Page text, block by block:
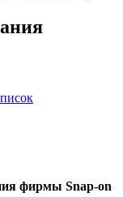
фирмы Snap-on